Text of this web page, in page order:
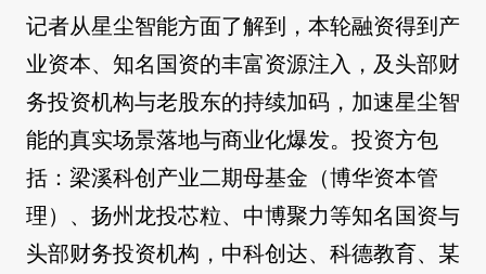
记者从星尘智能方面了解到，本轮融资得到产
业资本、知名国资的丰富资源注入，及头部财
务投资机构与老股东的持续加码，加速星尘智
能的真实场景落地与商业化爆发。投资方包
括：梁溪科创产业二期母基金（博华资本管
理）、扬州龙投芯粒、中博聚力等知名国资与
头部财务投资机构，中科创达、科德教育、某